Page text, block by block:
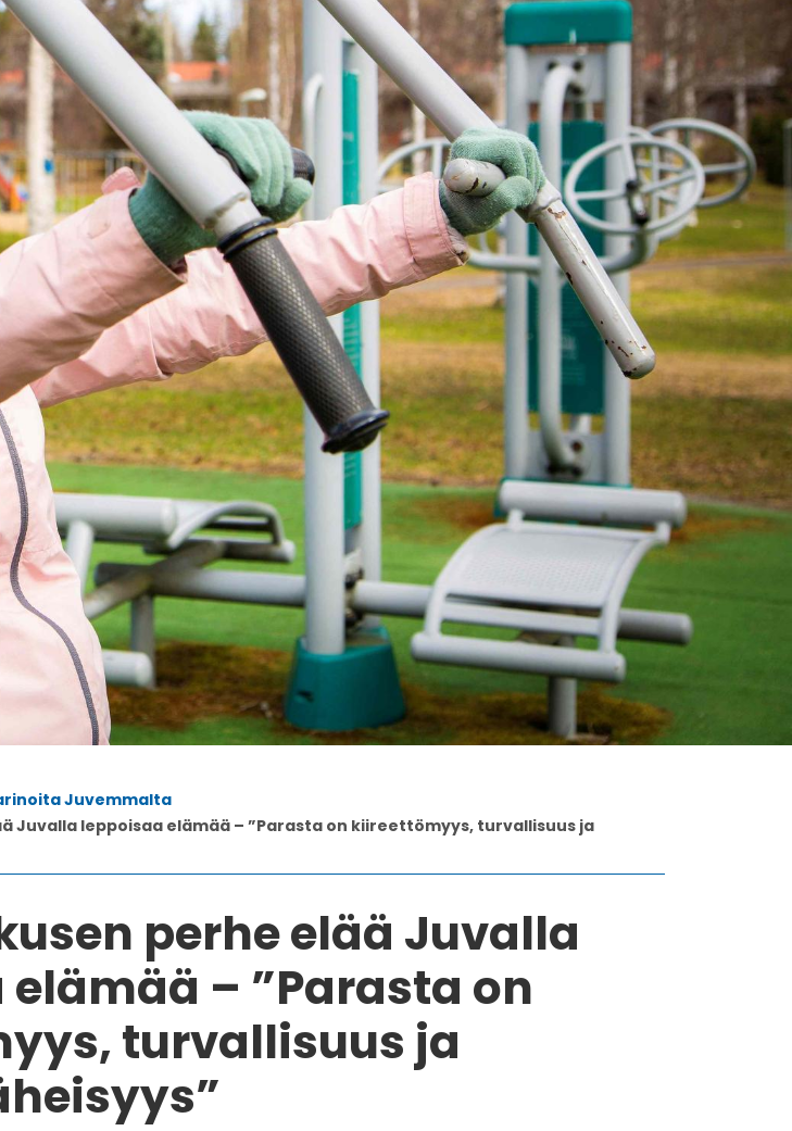
Juvemmalta
Juvalla leppoisaa elämää – ”Parasta on kiireettömyys, turvallisuus ja
perhe elää Juvalla
– ”Parasta on
turvallisuus ja